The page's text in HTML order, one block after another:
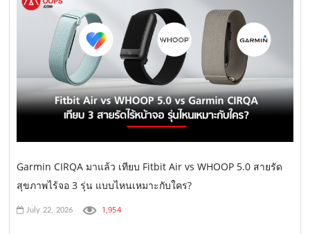
Garmin CIRQA มาแล้ว เทียบ Fitbit Air vs WHOOP 5.0 สายรัด
สุขภาพไร้จอ 3 รุ่น แบบไหนเหมาะกับใคร?
July 22, 2026 1,954